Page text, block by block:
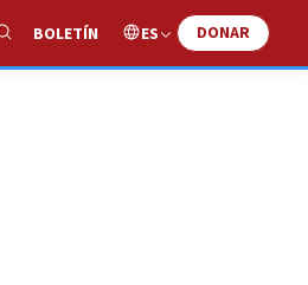
ShowBOLETÍN ES DONAR